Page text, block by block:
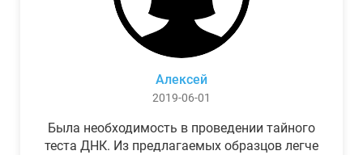
Алексей
2019-06-01
Была необходимость в проведении тайного
теста ДНК. Из предлагаемых образцов легче